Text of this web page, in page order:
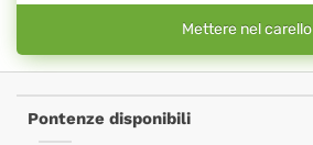
Mettere nel carello
Pontenze disponibili